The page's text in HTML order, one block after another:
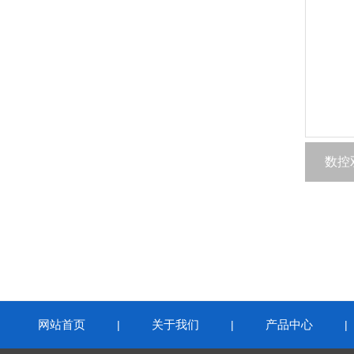
数控
网站首页 | 关于我们 | 产品中心